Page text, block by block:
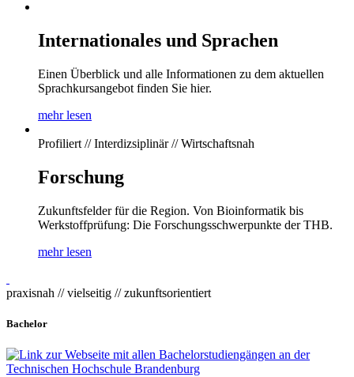
Internationales und Sprachen
Einen Überblick und alle Informationen zu dem aktuellen
Sprachkursangebot finden Sie hier.
mehr lesen
Profiliert // Interdizsiplinär // Wirtschaftsnah
Forschung
Zukunftsfelder für die Region. Von Bioinformatik bis
Werkstoffprüfung: Die Forschungsschwerpunkte der THB.
mehr lesen
praxisnah // vielseitig // zukunftsorientiert
Bachelor